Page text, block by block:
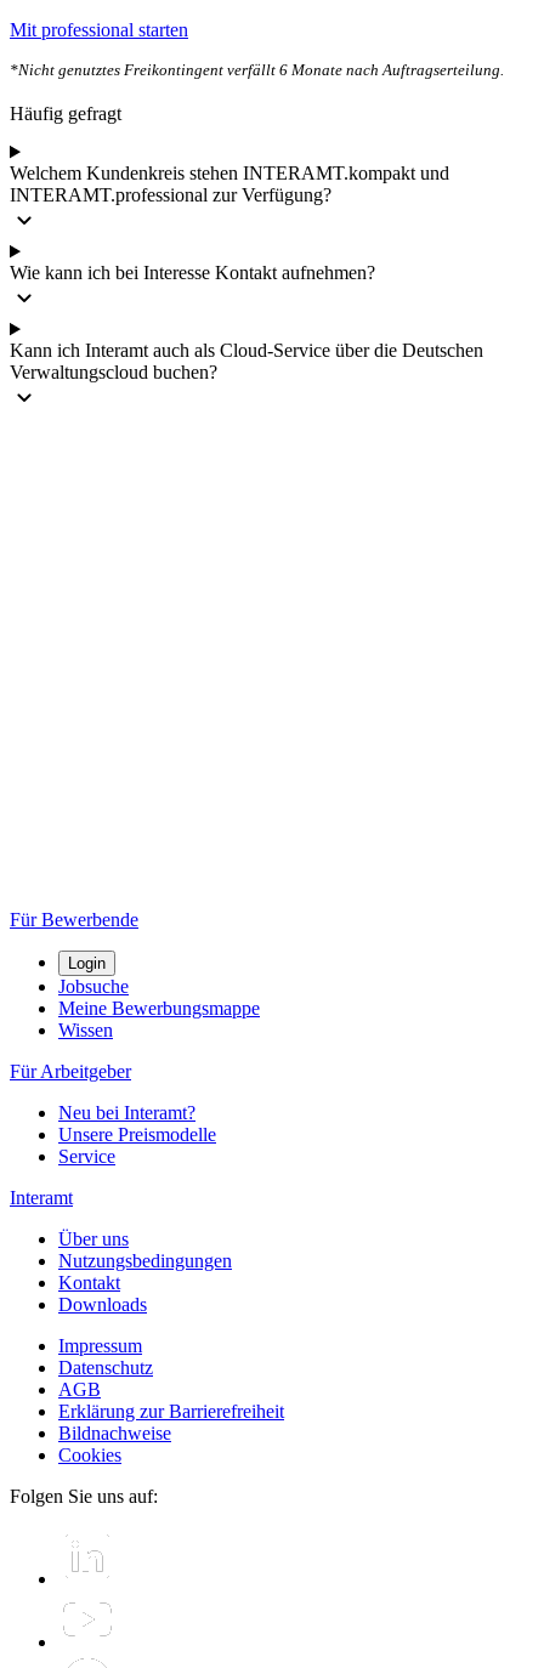
Mit professional starten
*Nicht genutztes Freikontingent verfällt 6 Monate nach Auftragserteilung.
Häufig gefragt
Welchem Kundenkreis stehen INTERAMT.kompakt und
INTERAMT.professional zur Verfügung?
keyboard_arrow_down
Wie kann ich bei Interesse Kontakt aufnehmen?
keyboard_arrow_down
Kann ich Interamt auch als Cloud-Service über die Deutschen
Verwaltungscloud buchen?
keyboard_arrow_down
Für Bewerbende
Login
Jobsuche
Meine Bewerbungsmappe
Wissen
Für Arbeitgeber
Neu bei Interamt?
Unsere Preismodelle
Service
Interamt
Über uns
Nutzungsbedingungen
Kontakt
Downloads
Impressum
Datenschutz
AGB
Erklärung zur Barrierefreiheit
Bildnachweise
Cookies
Folgen Sie uns auf: